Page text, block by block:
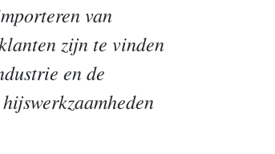
van
zijn te vinden
en de